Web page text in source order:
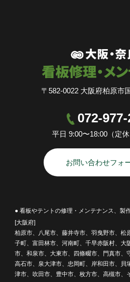
〒582-0022 大阪府柏原市
072-
平日 9:00〜18:00（定休
お問い合わせフォ
● 看板やテントの修理・メンテナンス、製
[大阪府]
柏原市、八尾市、藤井寺市、羽曳野市、松
子町、富田林市、河南町、千早赤阪村、大
市、和泉市、大東市、四條畷市、門真市、
高石市、泉大津市、忠岡町、岸和田市、貝
津市、吹田市、豊中市、枚方市、高槻市